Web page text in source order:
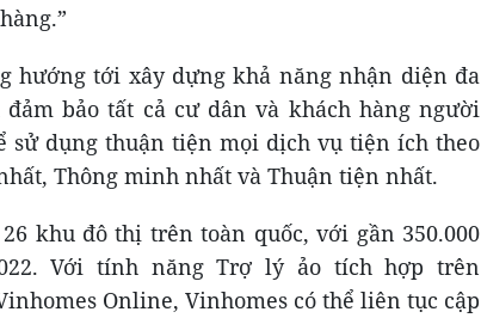
hướng tới xây dựng khả năng nhận diện đa
bảo tất cả cư dân và khách hàng người
sử dụng thuận tiện mọi dịch vụ tiện ích theo
Thông minh nhất và Thuận tiện nhất.
khu đô thị trên toàn quốc, với gần 350.000
Với tính năng Trợ lý ảo tích hợp trên
Online, Vinhomes có thể liên tục cập